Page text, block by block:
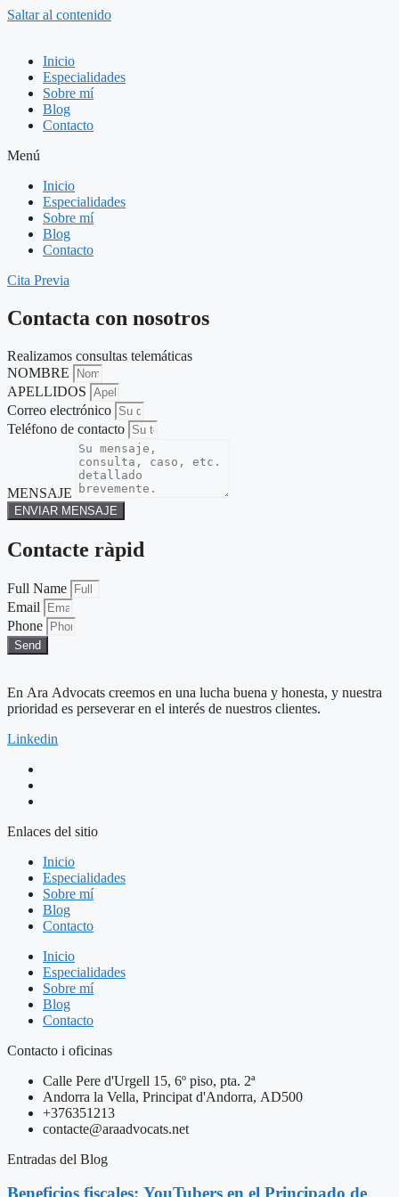
Saltar al contenido
Inicio
Especialidades
Sobre mí
Blog
Contacto
Menú
Inicio
Especialidades
Sobre mí
Blog
Contacto
Cita Previa
Contacta con nosotros
Realizamos consultas telemáticas
NOMBRE
APELLIDOS
Correo electrónico
Teléfono de contacto
MENSAJE
ENVIAR MENSAJE
Contacte ràpid
Full Name
Email
Phone
Send
En Ara Advocats creemos en una lucha buena y honesta, y nuestra
prioridad es perseverar en el interés de nuestros clientes.
Linkedin
Enlaces del sitio
Inicio
Especialidades
Sobre mí
Blog
Contacto
Inicio
Especialidades
Sobre mí
Blog
Contacto
Contacto i oficinas
Calle Pere d'Urgell 15, 6º piso, pta. 2ª
Andorra la Vella, Principat d'Andorra, AD500
+376351213
contacte@araadvocats.net
Entradas del Blog